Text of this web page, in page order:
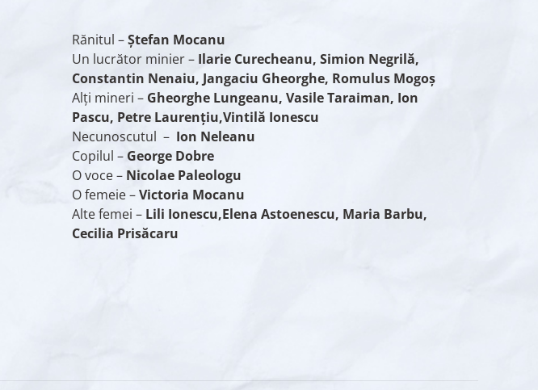
Rănitul –Ştefan Mocanu
Un lucrător minier – Ilarie Curecheanu, Simion Negrilă,
Constantin Nenaiu, Jangaciu Gheorghe, Romulus Mogoş
Alţi mineri – Gheorghe Lungeanu, Vasile Taraiman, Ion
Pascu, Petre Laurenţiu,Vintilă Ionescu
Necunoscutul – Ion Neleanu
Copilul – George Dobre
O voce – Nicolae Paleologu
O femeie –Victoria Mocanu
Alte femei – Lili Ionescu,Elena Astoenescu, Maria Barbu,
Cecilia Prisăcaru